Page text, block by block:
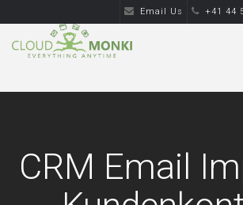
Email Us +41 44
CRM Email